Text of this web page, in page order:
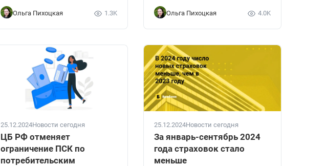
Ольга Пихоцкая 1.3K Ольга Пихоцкая 4.0K
25.12.2024Новости сегодня
ЦБ РФ отменяет
ограничение ПСК по
потребительским
25.12.2024Новости сегодня
За январь-сентябрь 2024
года страховок стало
меньше